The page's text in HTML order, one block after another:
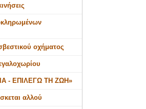
οχήματος
- ΕΠΙΛΕΓΩ ΤΗ ΖΩΗ»
αλλού